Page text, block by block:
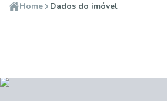
Home Dados do imóvel